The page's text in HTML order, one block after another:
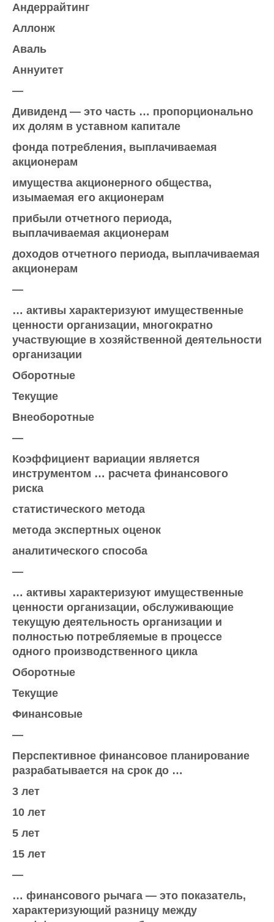
Андеррайтинг
Аллонж
Аваль
Аннуитет
—
Дивиденд — это часть … пропорционально
их долям в уставном капитале
фонда потребления, выплачиваемая
акционерам
имущества акционерного общества,
изымаемая его акционерам
прибыли отчетного периода,
выплачиваемая акционерам
доходов отчетного периода, выплачиваемая
акционерам
—
… активы характеризуют имущественные
ценности организации, многократно
участвующие в хозяйственной деятельности
организации
Оборотные
Текущие
Внеоборотные
—
Коэффициент вариации является
инструментом … расчета финансового
риска
статистического метода
метода экспертных оценок
аналитического способа
—
… активы характеризуют имущественные
ценности организации, обслуживающие
текущую деятельность организации и
полностью потребляемые в процессе
одного производственного цикла
Оборотные
Текущие
Финансовые
—
Перспективное финансовое планирование
разрабатывается на срок до …
3 лет
10 лет
5 лет
15 лет
—
… финансового рычага — это показатель,
характеризующий разницу между